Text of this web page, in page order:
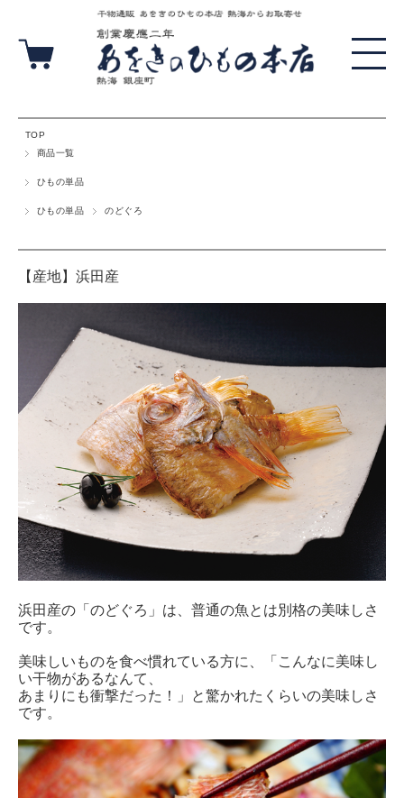
TOP
商品一覧
ひもの単品
ひもの単品 のどぐろ
【産地】浜田産
浜田産の「のどぐろ」は、普通の魚とは別格の美味しさ
です。
美味しいものを食べ慣れている方に、「こんなに美味し
い干物があるなんて、
あまりにも衝撃だった！」と驚かれたくらいの美味しさ
です。